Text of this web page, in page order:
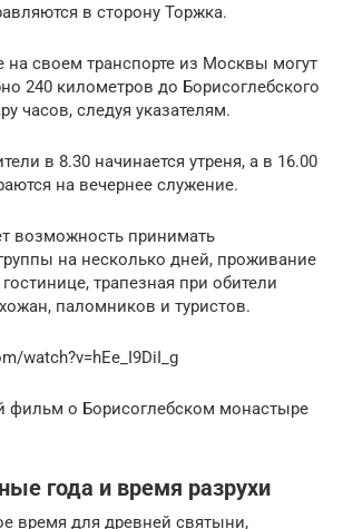
в сторону Торжка.
своем транспорте из Москвы могут
240 километров до Борисоглебского
часов, следуя указателям.
в 8.30 начинается утреня, а в 16.00
на вечернее служение.
возможность принимать
на несколько дней, проживание
трапезная при обители
паломников и туристов.
watch?v=hEe_I9DiI_g
фильм о Борисоглебском монастыре
года и время разрухи
время для древней святыни,